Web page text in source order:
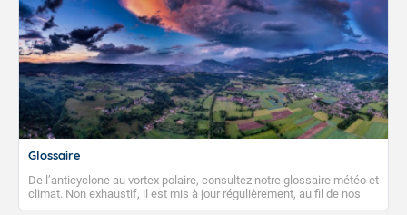
Glossaire
De l’anticyclone au vortex polaire, consultez notre glossaire météo et
climat. Non exhaustif, il est mis à jour régulièrement, au fil de nos
publications. Vous y trouverez également des liens utiles vers nos